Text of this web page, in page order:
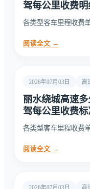
驾每公里收费明
各类型客车里程收费
阅读全文 →
2026年07月03日 高
丽水绕城高速
驾每公里收费标
各类型客车里程收费
阅读全文 →
2026年07月03日 高